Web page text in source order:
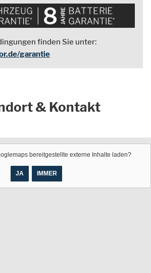
finden Sie unter:
garantie
& Kontakt
bereitgestellte externe Inhalte laden?
JA IMMER